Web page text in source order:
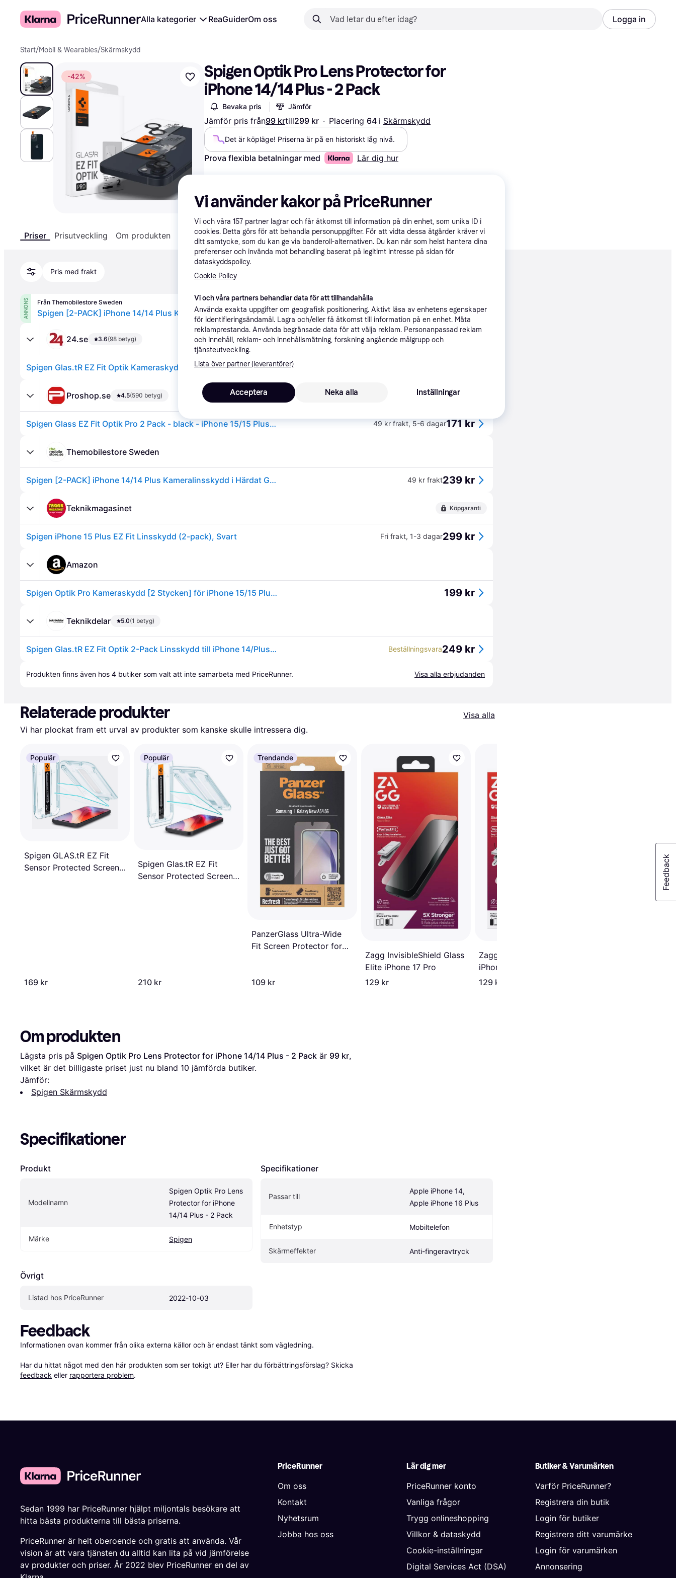
Alla kategorier ReaGuiderOm oss Logga in
Start/Mobil & Wearables/Skärmskydd
-42%
Spigen Optik Pro Lens Protector for
iPhone 14/14 Plus - 2 Pack
Bevaka pris Jämför
Jämför pris från99 krtill299 kr · Placering 64 i Skärmskydd
Det är köpläge! Priserna är på en historiskt låg nivå.
Prova flexibla betalningar med Lär dig hur
Priser Prisutveckling Om produkten Specifikationer
Pris med frakt
ANNONS Från Themobilestore Sweden
Spigen [2-PACK] iPhone 14/14 Plus Kameralinsskydd i Härdat Glas Optik Pro 49 kr frakt239 kr
24.se 3.6(98 betyg)
Spigen Glas.tR EZ Fit Optik Kameraskydd för iPhone 14 / Plus / 15 / Plus - Svart 2 st.
Proshop.se 4.5(590 betyg) Köpgaranti
Spigen Glass EZ Fit Optik Pro 2 Pack - black - iPhone 15/15 Plus/14/14 Plus 49 kr frakt, 5-6 dagar171 kr
Themobilestore Sweden
Spigen [2-PACK] iPhone 14/14 Plus Kameralinsskydd i Härdat Glas Optik Pro 49 kr frakt239 kr
Teknikmagasinet Köpgaranti
Spigen iPhone 15 Plus EZ Fit Linsskydd (2-pack), Svart Fri frakt, 1-3 dagar299 kr
Amazon
Spigen Optik Pro Kameraskydd [2 Stycken] för iPhone 15/15 Plus, Svart 199 kr
Teknikdelar 5.0(1 betyg)
Spigen Glas.tR EZ Fit Optik 2-Pack Linsskydd till iPhone 14/Plus/15/Plus Beställningsvara249 kr
Produkten finns även hos 4 butiker som valt att inte samarbeta med PriceRunner. Visa alla erbjudanden
Relaterade produkter
Visa alla
Vi har plockat fram ett urval av produkter som kanske skulle intressera dig.
Populär
Spigen GLAS.tR EZ Fit
Sensor Protected Screen
169 kr
Populär
Spigen Glas.tR EZ Fit
Sensor Protected Screen
210 kr
Trendande
PanzerGlass Ultra-Wide
Fit Screen Protector for
109 kr
Zagg InvisibleShield Glass
Elite iPhone 17 Pro
129 kr
Zagg Glass Elite Apple
iPhone 17
129 kr
Om produkten
Lägsta pris på Spigen Optik Pro Lens Protector for iPhone 14/14 Plus - 2 Pack är 99 kr,
vilket är det billigaste priset just nu bland 10 jämförda butiker.
Jämför:
Spigen Skärmskydd
Specifikationer
Produkt
Modellnamn
Spigen Optik Pro Lens
Protector for iPhone
14/14 Plus - 2 Pack
Märke Spigen
Övrigt
Listad hos PriceRunner 2022-10-03
Specifikationer
Passar till
Apple iPhone 14,
Apple iPhone 16 Plus
Enhetstyp Mobiltelefon
Skärmeffekter Anti-fingeravtryck
Feedback
Informationen ovan kommer från olika externa källor och är endast tänkt som vägledning.
Har du hittat något med den här produkten som ser tokigt ut? Eller har du förbättringsförslag? Skicka
feedback eller rapportera problem.
PriceRunner
Om oss
Kontakt
Nyhetsrum
Jobba hos oss
Lär dig mer
PriceRunner konto
Vanliga frågor
Trygg onlineshopping
Villkor & dataskydd
Cookie-inställningar
Digital Services Act (DSA)
Butiker & Varumärken
Varför PriceRunner?
Registrera din butik
Login för butiker
Registrera ditt varumärke
Login för varumärken
Annonsering
Sedan 1999 har PriceRunner hjälpt miljontals besökare att
hitta bästa produkterna till bästa priserna.
PriceRunner är helt oberoende och gratis att använda. Vår
vision är att vara tjänsten du alltid kan lita på vid jämförelse
av produkter och priser. År 2022 blev PriceRunner en del av
Vi använder kakor på PriceRunner
Vi och våra 157 partner lagrar och får åtkomst till information på din enhet, som unika ID i
cookies. Detta görs för att behandla personuppgifter. För att vidta dessa åtgärder kräver vi
ditt samtycke, som du kan ge via banderoll-alternativen. Du kan när som helst hantera dina
preferenser och invända mot behandling baserat på legitimt intresse på sidan för
dataskyddspolicy.
Cookie Policy
Vi och våra partners behandlar data för att tillhandahålla
Använda exakta uppgifter om geografisk positionering. Aktivt läsa av enhetens egenskaper
för identifieringsändamål. Lagra och/eller få åtkomst till information på en enhet. Mäta
reklamprestanda. Använda begränsade data för att välja reklam. Personanpassad reklam
och innehåll, reklam- och innehållsmätning, forskning angående målgrupp och
tjänsteutveckling.
Lista över partner (leverantörer)
Neka alla
Acceptera Inställningar